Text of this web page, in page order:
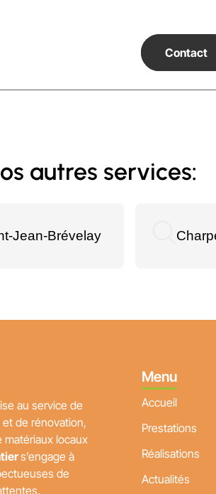
Contact
autres services:
Jean-Brévelay
au service de
de rénovation,
matériaux locaux
s’engage à
de
Menu
Accueil
Prestations
Réalisations
Actualités